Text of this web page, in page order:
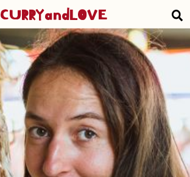
CURRYandLOVE